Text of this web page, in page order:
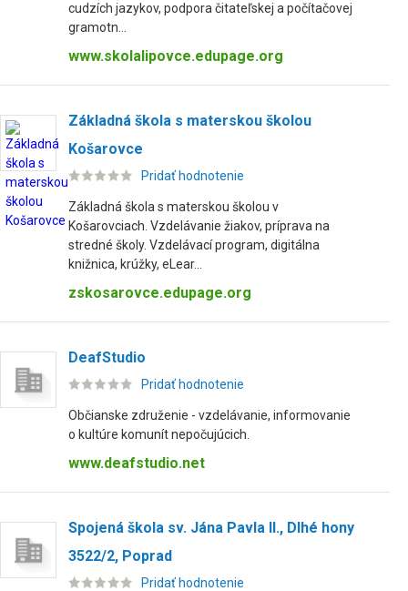
cudzích jazykov, podpora čitateľskej a počítačovej
gramotn...
www.skolalipovce.edupage.org
Základná škola s materskou školou
Košarovce
Pridať hodnotenie
Základná škola s materskou školou v
Košarovciach. Vzdelávanie žiakov, príprava na
stredné školy. Vzdelávací program, digitálna
knižnica, krúžky, eLear...
zskosarovce.edupage.org
DeafStudio
Pridať hodnotenie
Občianske združenie - vzdelávanie, informovanie
o kultúre komunít nepočujúcich.
www.deafstudio.net
Spojená škola sv. Jána Pavla II., Dlhé hony
3522/2, Poprad
Pridať hodnotenie